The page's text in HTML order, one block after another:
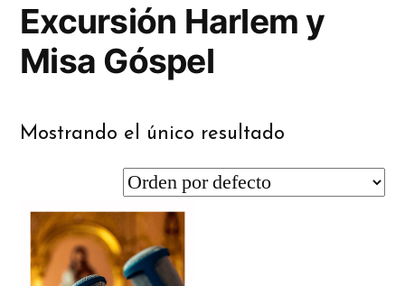
Excursión Harlem y
Misa Góspel
Mostrando el único resultado